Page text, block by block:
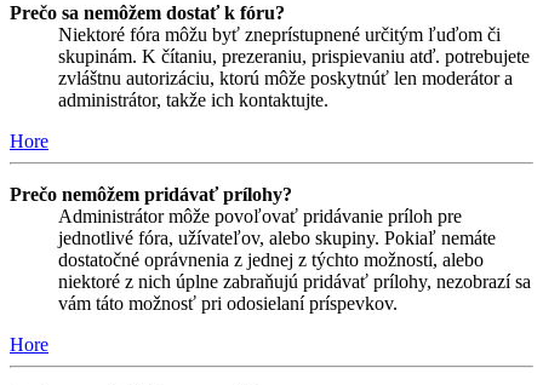
Prečo sa nemôžem dostať k fóru?
Niektoré fóra môžu byť zneprístupnené určitým ľuďom či
skupinám. K čítaniu, prezeraniu, prispievaniu atď. potrebujete
zvláštnu autorizáciu, ktorú môže poskytnúť len moderátor a
administrátor, takže ich kontaktujte.
Hore
Prečo nemôžem pridávať prílohy?
Administrátor môže povoľovať pridávanie príloh pre
jednotlivé fóra, užívateľov, alebo skupiny. Pokiaľ nemáte
dostatočné oprávnenia z jednej z týchto možností, alebo
niektoré z nich úplne zabraňujú pridávať prílohy, nezobrazí sa
vám táto možnosť pri odosielaní príspevkov.
Hore